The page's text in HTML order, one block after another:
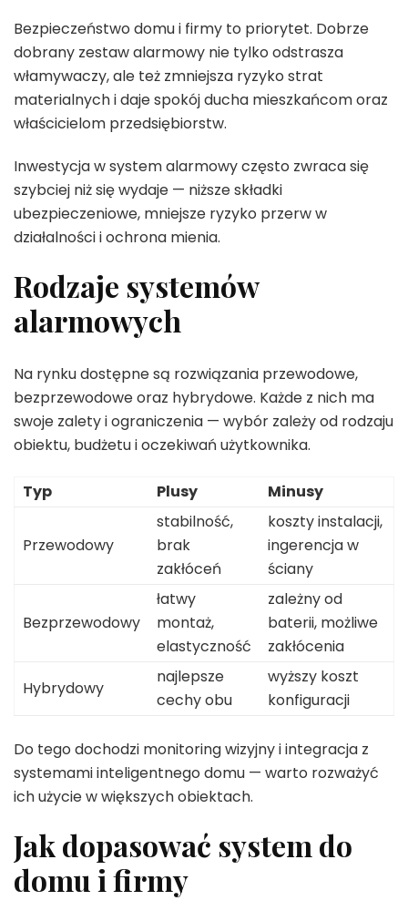
Bezpieczeństwo domu i firmy to priorytet. Dobrze
dobrany zestaw alarmowy nie tylko odstrasza
włamywaczy, ale też zmniejsza ryzyko strat
materialnych i daje spokój ducha mieszkańcom oraz
właścicielom przedsiębiorstw.
Inwestycja w system alarmowy często zwraca się
szybciej niż się wydaje — niższe składki
ubezpieczeniowe, mniejsze ryzyko przerw w
działalności i ochrona mienia.
Rodzaje systemów
alarmowych
Na rynku dostępne są rozwiązania przewodowe,
bezprzewodowe oraz hybrydowe. Każde z nich ma
swoje zalety i ograniczenia — wybór zależy od rodzaju
obiektu, budżetu i oczekiwań użytkownika.
Typ Plusy Minusy
Przewodowy
stabilność,
brak
zakłóceń
koszty instalacji,
ingerencja w
ściany
Bezprzewodowy
łatwy
montaż,
elastyczność
zależny od
baterii, możliwe
zakłócenia
Hybrydowy
najlepsze
cechy obu
wyższy koszt
konfiguracji
Do tego dochodzi monitoring wizyjny i integracja z
systemami inteligentnego domu — warto rozważyć
ich użycie w większych obiektach.
Jak dopasować system do
domu i firmy